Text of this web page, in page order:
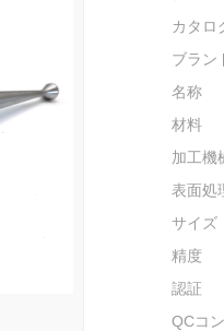
カタロ
ブラン
名称
材料
加工機
表面処
サイズ
精度
認証
QCコ